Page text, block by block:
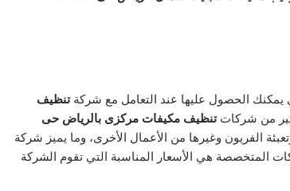
يمكنك الحصول عليها عند التعامل مع شركةتنظيف
من شركاتتنظيف مكيفات مركزى بالرياض حى
الفريون وغيرها من الأعمال الأخرى، وما يميز شركة
المتخصصة هي الأسعار المناسبة التي تقوم الشركة